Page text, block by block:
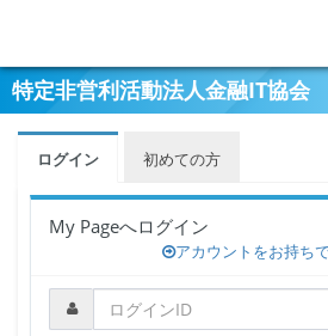
特定非営利活動法人金融IT協会
ログイン 初めての方
My Pageへログイン
アカウントをお持ち